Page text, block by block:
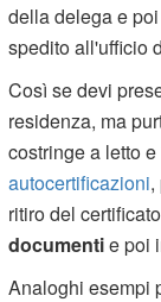
della delega e
spedito all'ufficio
Così se devi
residenza, ma
costringe a letto
autocertificazioni,
ritiro del
documentie poi
Analoghi esempi